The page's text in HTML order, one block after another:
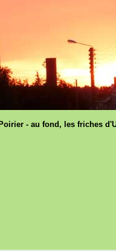
- au fond, les friches